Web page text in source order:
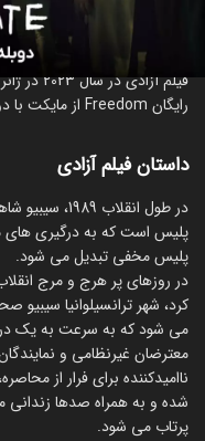
درباره فیلم آزادی
فیلم
رایگان Freedom از مایکت با دوبله بدون نیاز به دانلود.
داستان فیلم آزادی
در طول
پلیس است که به درگیری های
پلیس مخفی تبدیل می شود.
کرد، شهر ترانسیلوانیا
می شود که به سرعت به یک
معترضان غیرنظامی و
ناامیدکننده برای فرار از
شده و به همراه صدها
پرتاب می شود.